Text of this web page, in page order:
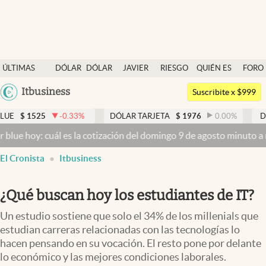
ÚLTIMAS
NOTICIAS
DÓLAR
DÓLAR
JAVIER
RIESGO
QUIÉN ES
QUIÉN
FORO
Argentina
México
Itbusiness
Dólar
Members
Economía y Política
Finanzas y Mercados
Mercados Online
Columnistas
Otras secciones
Apertura
Suscribite x $999
% DÓLAR TARJETA $ 1976 0.00% DÓLAR MEP
la cotización del domingo 9 de agosto minuto a minutoDólar
El Cronista Itbusiness
¿Qué buscan hoy los estudiantes de IT?
Un estudio sostiene que solo el 34% de los millenials que
estudian carreras relacionadas con las tecnologías lo
hacen pensando en su vocación. El resto pone por delante
lo económico y las mejores condiciones laborales.